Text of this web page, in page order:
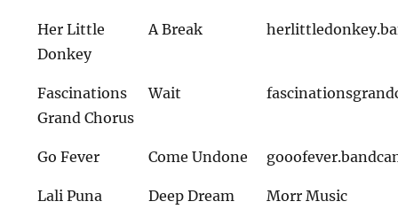
Her Little
Donkey
A Break
Fascinations
Grand Chorus
Wait
Go Fever Come Undone
Lali Puna Deep Dream Morr Music